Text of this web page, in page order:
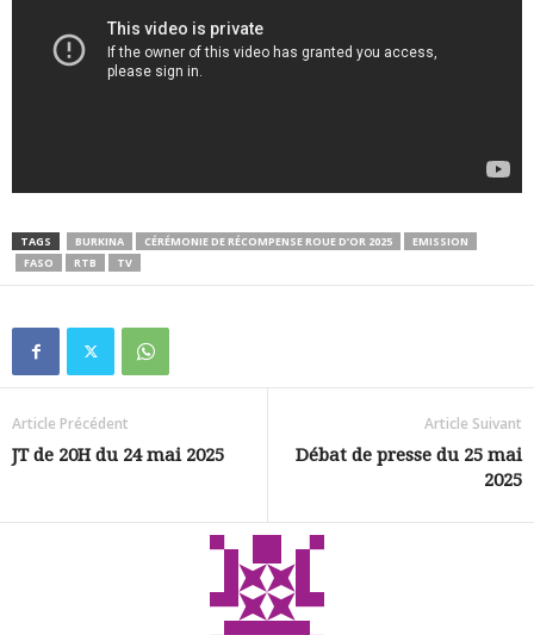
TAGS BURKINA CÉRÉMONIE DE RÉCOMPENSE ROUE D’OR 2025
EMISSION
FASO
RTB TV
Article Précédent
JT de 20H du 24 mai 2025
Article Suivant
Débat de presse du 25 mai
2025